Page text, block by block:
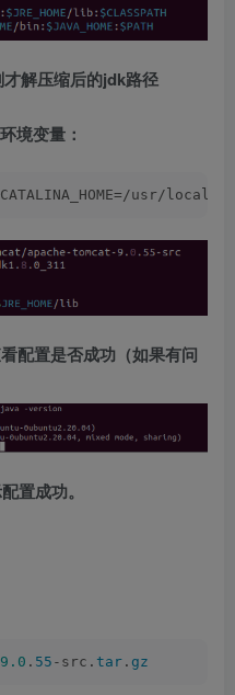
解压缩后的jdk路径
境变量：
usr/local/
配置是否成功（如果有问
置成功。
9.0 . 55 -src. tar . gz